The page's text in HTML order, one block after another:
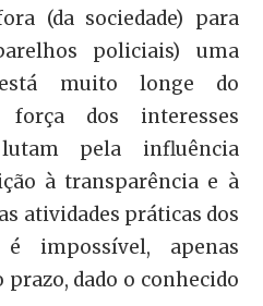
(da sociedade) para
policiais) uma
muito longe do
dos interesses
pela influência
à transparência e à
atividades práticas dos
impossível, apenas
dado o conhecido